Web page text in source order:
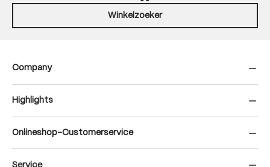
Winkelzoeker
Company
Highlights
Onlineshop-Customerservice
Service